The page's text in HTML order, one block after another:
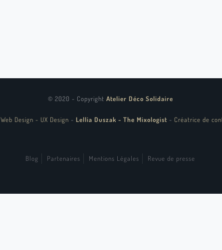
© 2020 - Copyright Atelier Déco Solidaire
Design - UX Design - Lellia Duszak - The Mixologist - Créatrice de
Blog Partenaires Mentions Légales Revue de presse